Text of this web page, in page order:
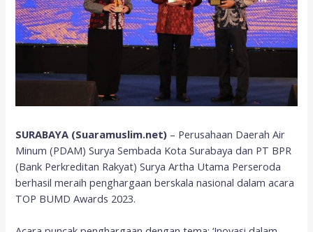
SURABAYA (Suaramuslim.net) – Perusahaan Daerah Air
Minum (PDAM) Surya Sembada Kota Surabaya dan PT BPR
(Bank Perkreditan Rakyat) Surya Artha Utama Perseroda
berhasil meraih penghargaan berskala nasional dalam acara
TOP BUMD Awards 2023.